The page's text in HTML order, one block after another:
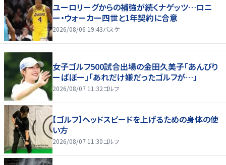
ユーロリーグからの補強が続くナゲッツ…ロニ
ー・ウォーカー四世と1年契約に合意
2026/08/06 19:43バスケ
女子ゴルフ500試合出場の金田久美子「あんびり
ーばぼー」「あれだけ嫌だったゴルフが…」
2026/08/07 11:32ゴルフ
【ゴルフ】ヘッドスピードを上げるための身体の使
い方
2026/08/07 11:30ゴルフ